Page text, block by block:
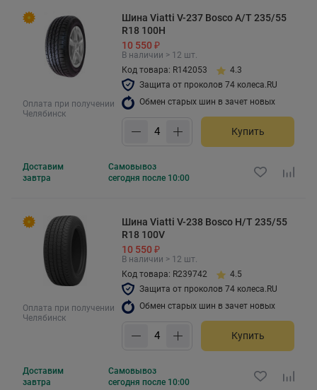
Оплата при получении
Челябинск
Шина Viatti V-237 Bosco A/T 235/55
R18 100H
10 550 ₽
В наличии > 12 шт.
Код товара: R142053
4.3
Защита от проколов 74 колеса.RU
Обмен старых шин в зачет новых
Купить
Доставим
завтра
Самовывоз
сегодня после 10:00
Оплата при получении
Челябинск
Шина Viatti V-238 Bosco H/T 235/55
R18 100V
10 550 ₽
В наличии > 12 шт.
Код товара: R239742
4.5
Защита от проколов 74 колеса.RU
Обмен старых шин в зачет новых
Купить
Доставим
завтра
Самовывоз
сегодня после 10:00